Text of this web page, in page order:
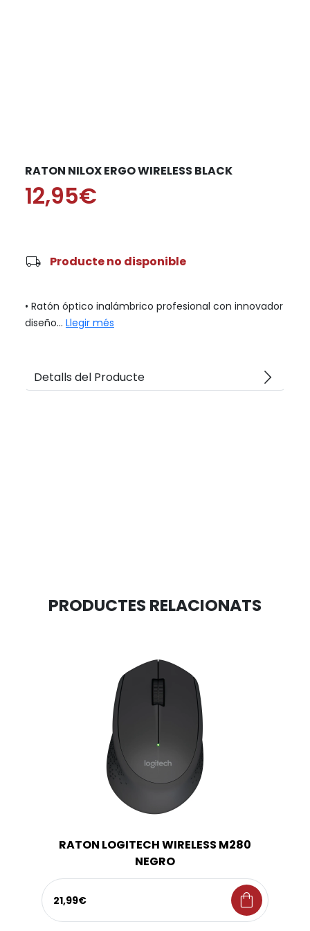
RATON NILOX ERGO WIRELESS BLACK
12,95€
local_shipping Producte no disponible
• Ratón óptico inalámbrico profesional con innovador
diseño... Llegir més
Detalls del Producte arrow_forward_ios
PRODUCTES RELACIONATS
RATON LOGITECH WIRELESS M280
NEGRO
21,99€ shopping_bag